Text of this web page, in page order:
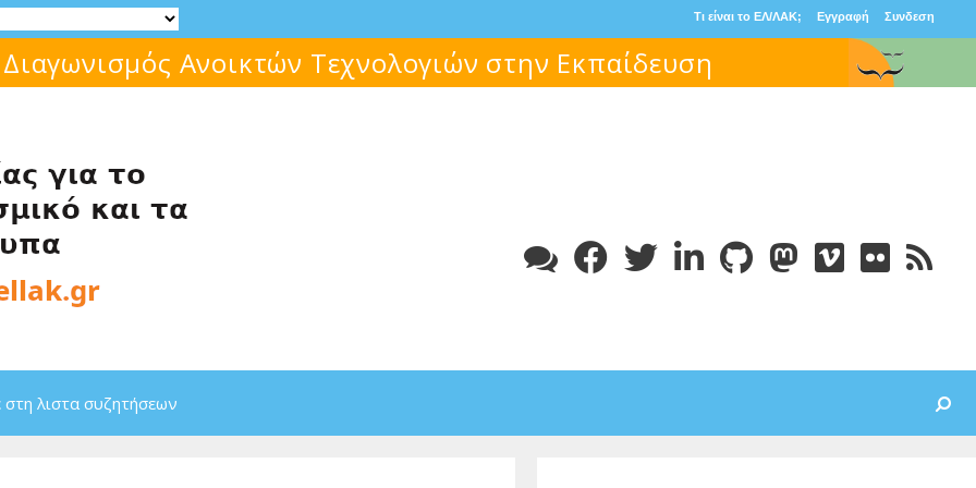
Τι είναι το ΕΛ/ΛΑΚ; Εγγραφή Συνδεση
Ανοικτών Τεχνολογιών στην Εκπαίδευση
στη λιστα συζητήσεων Search